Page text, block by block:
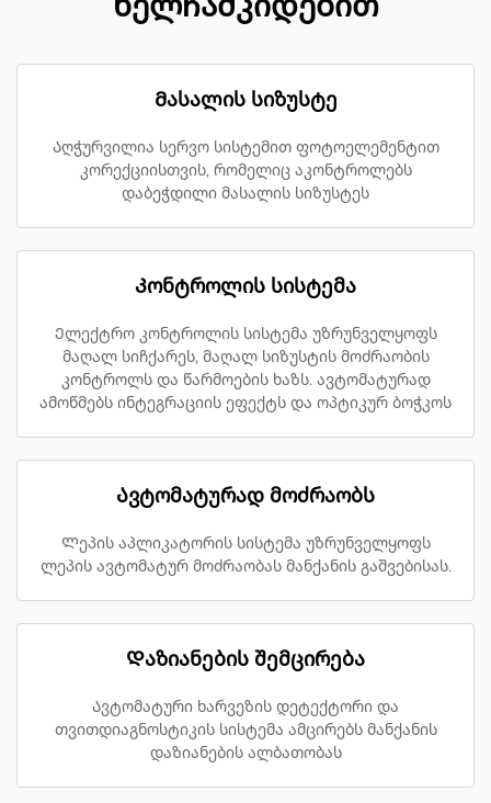
Მასალის სიზუსტე
Აღჭურვილია სერვო სისტემით ფოტოელემენტით
კორექციისთვის, რომელიც აკონტროლებს
დაბეჭდილი მასალის სიზუსტეს
Კონტროლის სისტემა
Ელექტრო კონტროლის სისტემა უზრუნველყოფს
მაღალ სიჩქარეს, მაღალ სიზუსტის მოძრაობის
კონტროლს და წარმოების ხაზს. ავტომატურად
ამოწმებს ინტეგრაციის ეფექტს და ოპტიკურ ბოჭკოს
Ავტომატურად მოძრაობს
Ლეპის აპლიკატორის სისტემა უზრუნველყოფს
ლეპის ავტომატურ მოძრაობას მანქანის გაშვებისას.
Დაზიანების შემცირება
Ავტომატური ხარვეზის დეტექტორი და
თვითდიაგნოსტიკის სისტემა ამცირებს მანქანის
დაზიანების ალბათობას